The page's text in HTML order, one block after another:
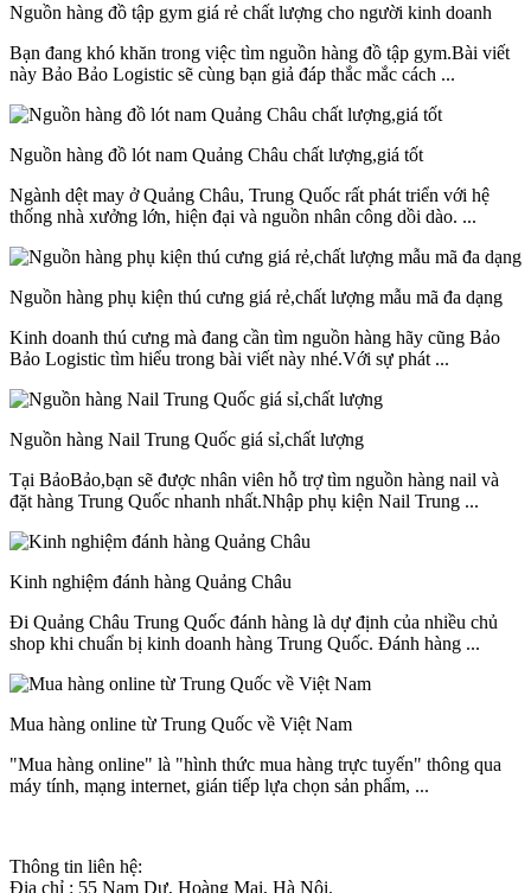
Nguồn hàng đồ tập gym giá rẻ chất lượng cho người kinh doanh
Bạn đang khó khăn trong việc tìm nguồn hàng đồ tập gym.Bài viết
này Bảo Bảo Logistic sẽ cùng bạn giả đáp thắc mắc cách ...
Nguồn hàng đồ lót nam Quảng Châu chất lượng,giá tốt
Ngành dệt may ở Quảng Châu, Trung Quốc rất phát triển với hệ
thống nhà xưởng lớn, hiện đại và nguồn nhân công dồi dào. ...
Nguồn hàng phụ kiện thú cưng giá rẻ,chất lượng mẫu mã đa dạng
Kinh doanh thú cưng mà đang cần tìm nguồn hàng hãy cũng Bảo
Bảo Logistic tìm hiểu trong bài viết này nhé.Với sự phát ...
Nguồn hàng Nail Trung Quốc giá sỉ,chất lượng
Tại BảoBảo,bạn sẽ được nhân viên hỗ trợ tìm nguồn hàng nail và
đặt hàng Trung Quốc nhanh nhất.Nhập phụ kiện Nail Trung ...
Kinh nghiệm đánh hàng Quảng Châu
Đi Quảng Châu Trung Quốc đánh hàng là dự định của nhiều chủ
shop khi chuẩn bị kinh doanh hàng Trung Quốc. Đánh hàng ...
Mua hàng online từ Trung Quốc về Việt Nam
"Mua hàng online" là "hình thức mua hàng trực tuyến" thông qua
máy tính, mạng internet, gián tiếp lựa chọn sản phẩm, ...
Thông tin liên hệ:
Địa chỉ : 55 Nam Dư, Hoàng Mai, Hà Nội.